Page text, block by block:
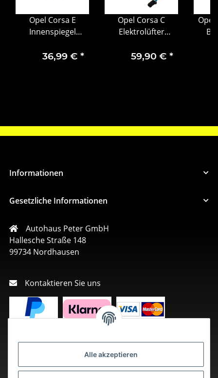
Alle akzeptieren
Opel Corsa E
Innenspiegel
schwarz 13481121
36,99 € *
Opel Corsa C
Elektrolüfter
Motorlüfter
59,90 € *
Opel
Informationen
Gesetzliche Informationen
Autohaus Peter GmbH
Hallesche Straße 148
99734 Nordhausen
Kontaktieren Sie uns